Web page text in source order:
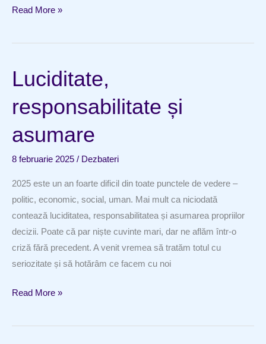
Război
pace.
schimbarea
noi
Read More »
Luciditate,
responsabilitate și
asumare
8 februarie 2025 / Dezbateri
2025 este un an foarte dificil din toate punctele de vedere –
politic, economic, social, uman. Mai mult ca niciodată
contează luciditatea, responsabilitatea și asumarea propriilor
decizii. Poate că par niște cuvinte mari, dar ne aflăm într-o
criză fără precedent. A venit vremea să tratăm totul cu
seriozitate și să hotărâm ce facem cu noi
Luciditate,
și
Read More »